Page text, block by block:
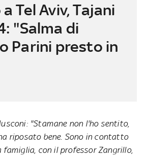
Tel Aviv, Tajani
"Salma di
Parini presto in
"Stamane non l'ho sentito,
riposato bene. Sono in contatto
famiglia, con il professor Zangrillo,